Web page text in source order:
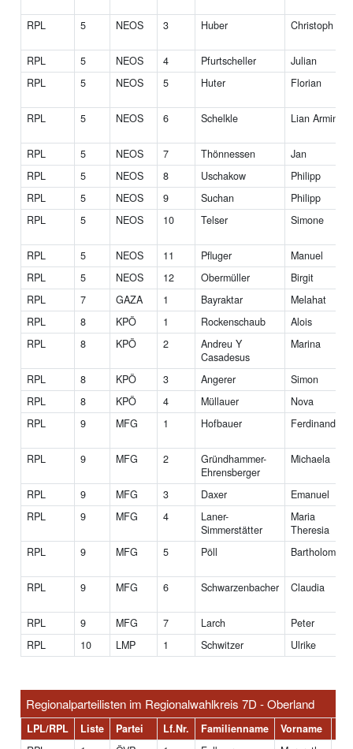
RPL 5 NEOS 3 Huber Christoph
RPL 5 NEOS 4 Pfurtscheller
Julian
RPL
5 NEOS 5 Huter Florian
RPL 5 NEOS 6 Schelkle Lian Armin
RPL 5 NEOS 7 Thönnessen
Jan
RPL
5 NEOS 8 Uschakow
Philipp
RPL
5 NEOS 9 Suchan
Philipp
RPL
5 NEOS 10 Telser Simone
RPL 5 NEOS 11 Pfluger
Manuel
RPL
5 NEOS 12 Obermüller
Birgit
RPL
7 GAZA 1 Bayraktar
Melahat
RPL
8 KPÖ 1 Rockenschaub
Alois
RPL
8 KPÖ 2
Andreu Y
Casadesus
Marina
RPL 8 KPÖ 3 Angerer
Simon
RPL
8 KPÖ 4 Müllauer
Nova
RPL
9 MFG 1 Hofbauer Ferdinand
RPL 9 MFG 2
Gründhammer-
Ehrensberger
Michaela
RPL 9 MFG 3 Daxer
Emanuel
RPL
9 MFG 4
Laner-
Simmerstätter
Maria
Theresia
RPL
9 MFG 5 Pöll Bartholomäus
RPL 9 MFG 6 Schwarzenbacher Claudia
RPL 9 MFG 7 Larch
Peter
RPL
10 LMP 1 Schwitzer Ulrike
Regionalparteilisten im Regionalwahlkreis 7D - Oberland
LPL/RPL Liste Partei Lf.Nr. Familienname Vorname